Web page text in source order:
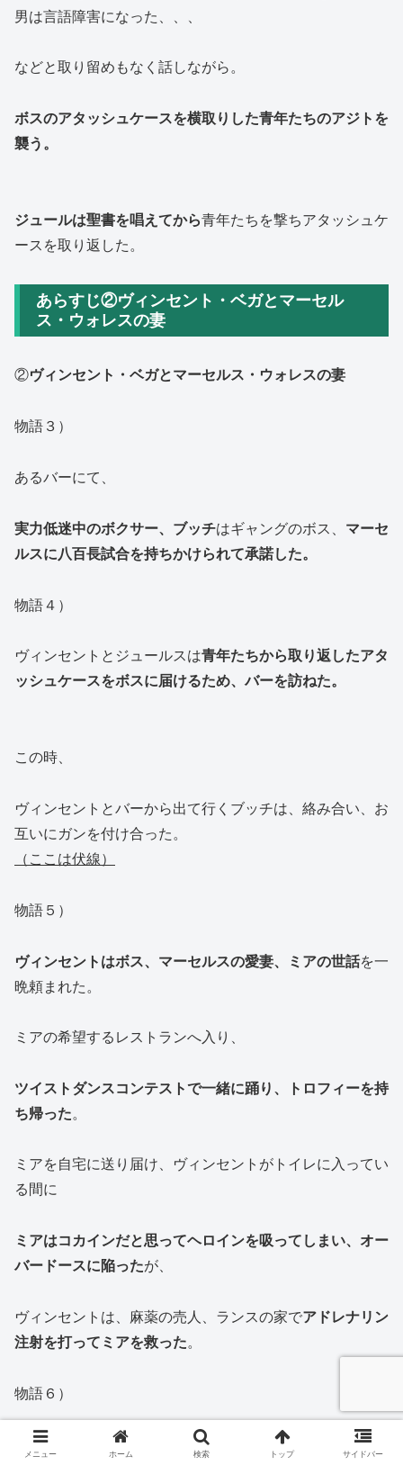
男は言語障害になった、、、
などと取り留めもなく話しながら。
ボスのアタッシュケースを横取りした青年たちのアジトを
襲う。
ジュールは聖書を唱えてから青年たちを撃ちアタッシュケ
ースを取り返した。
あらすじ②ヴィンセント・ベガとマーセル
ス・ウォレスの妻
②ヴィンセント・ベガとマーセルス・ウォレスの妻
物語３）
あるバーにて、
実力低迷中のボクサー、ブッチはギャングのボス、 マーセ
ルスに八百長試合を持ちかけられて承諾した。
物語４）
ヴィンセントとジュールスは青年たちから取り返したアタ
ッシュケースをボスに届けるため、バーを訪ねた。
この時、
ヴィンセントとバーから出て行くブッチは、絡み合い、お
互いにガンを付け合った。
（ここは伏線）
物語５）
ヴィンセントはボス、マーセルスの愛妻、ミアの世話を一
晩頼まれた。
ミアの希望するレストランへ入り、
ツイストダンスコンテストで一緒に踊り、トロフィーを持
ち帰った。
ミアを自宅に送り届け、ヴィンセントがトイレに入ってい
る間に
ミアはコカインだと思ってヘロインを吸ってしまい、オー
バードースに陥ったが、
ヴィンセントは、麻薬の売人、ランスの家でアドレナリン
注射を打ってミアを救った。
物語６）
少年ブッチは夢をみていた。
メニュー ホーム 検索 トップ サイドバー